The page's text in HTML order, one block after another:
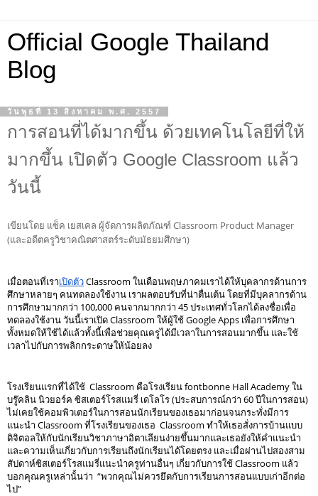
Official Google Thailand
Blog
วันพุธที่ 13 สิงหาคม พ.ศ. 2557
การสอนที่ได้มากขึ้น ด้วยเทคโนโลยีที่ให้
มากขึ้น เปิดตัว Google Classroom แล้ว
วันนี้
เขียนโดย แซ็ค เยสเคล ผู้จัดการผลิตภัณฑ์ Classroom Product Manager
(และอดีตครูวิชาคณิตศาสตร์ระดับมัธยมศึกษา)
เมื่อตอนที่เราเปิดตัว Classroom ในเดือนพฤษภาคมเราได้ให้บุคลากรด้านการ
ศึกษาหลายๆ คนทดลองใช้งาน เราผลตอบรับที่น่าตื่นเต้น โดยที่มีบุคลากรด้าน
การศึกษามากกว่า 100,000 คนจากมากกว่า 45 ประเทศทั่วโลกได้ลงชื่อเพื่อ
ทดลองใช้งาน วันนี้เราเปิด Classroom ให้ผู้ใช้ Google Apps เพื่อการศึกษา
ทั้งหมดให้ใช้ได้แล้วทั้งนี้เพื่อช่วยคุณครูได้มีเวลาในการสอนมากขึ้น และใช้
เวลาไปกับการพลิกกระดาษให้น้อยลง
โรงเรียนแรกที่ได้ใช้  Classroom คือโรงเรียน fontbonne Hall Academy ใน
บรู๊คลิน นิวยอร์ค ซิสเตอร์โรสแมรี่ เดโลโร (ประสบการณ์กว่า 60 ปีในการสอน)
ไม่เคยใช้คอมพิวเตอร์ในการสอนนักเรียนของเธอมาก่อนจนกระทั่งมีการ
แนะนำ Classroom ที่โรงเรียนของเธอ  Classroom ทำให้เธอสั่งการบ้านแบบ
ดิจิตอลให้กับนักเรียนวิชาภาษาอิตาเลียนง่ายขึ้นมากและเธอยังให้คำแนะนำ
และความเห็นเกี่ยวกับการเรียนถึงนักเรียนได้โดยตรง และเมื่อผ่านไปสองสาม
สัปดาห์ซิสเตอร์โรสแมรี่แนะนำครูท่านอื่นๆ เกี่ยวกับการใช้ Classroom แล้ว
บอกคุณครูเหล่านั้นว่า  “พวกคุณไม่ควรยึดกับการเรียนการสอนแบบเก่าอีกต่อ
ไป”